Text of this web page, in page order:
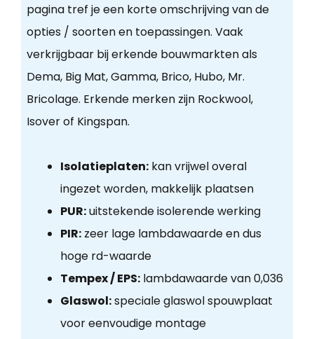
pagina tref je een korte omschrijving van de
opties / soorten en toepassingen. Vaak
verkrijgbaar bij erkende bouwmarkten als
Dema, Big Mat, Gamma, Brico, Hubo, Mr.
Bricolage. Erkende merken zijn Rockwool,
Isover of Kingspan.
Isolatieplaten:kan vrijwel overal
ingezet worden, makkelijk plaatsen
PUR:uitstekende isolerende werking
PIR:zeer lage lambdawaarde en dus
hoge rd-waarde
Tempex / EPS:lambdawaarde van 0,036
Glaswol:speciale glaswol spouwplaat
voor eenvoudige montage